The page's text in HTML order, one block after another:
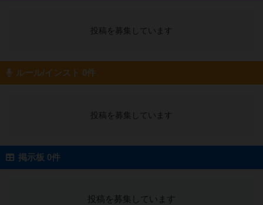
投稿を募集しています
ルール/インスト 0件
投稿を募集しています
掲示板 0件
投稿を募集しています